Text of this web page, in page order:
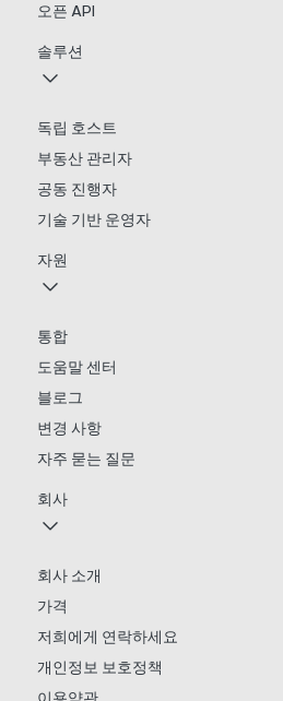
오픈 API
솔루션
독립 호스트
부동산 관리자
공동 진행자
기술 기반 운영자
자원
통합
도움말 센터
블로그
변경 사항
자주 묻는 질문
회사
회사 소개
가격
저희에게 연락하세요
개인정보 보호정책